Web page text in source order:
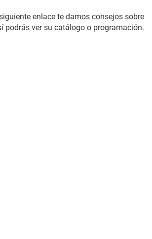
enlace te damos consejos sobre
podrás ver su catálogo o programación.